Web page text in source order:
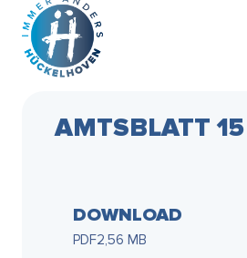
Zum Hauptinhalt springen
AMTSBLATT
DOWNLOAD
PDF2,56 MB